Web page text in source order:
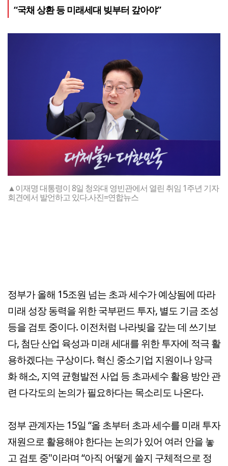
“국채 상환 등 미래세대 빚부터 갚아야”
▲이재명 대통령이 8일 청와대 영빈관에서 열린 취임 1주년 기자
회견에서 발언하고 있다.사진=연합뉴스
정부가 올해 15조원 넘는 초과 세수가 예상됨에 따라
미래 성장 동력을 위한 국부펀드 투자, 별도 기금 조성
등을 검토 중이다. 이전처럼 나라빚을 갚는 데 쓰기보
다, 첨단 산업 육성과 미래 세대를 위한 투자에 적극 활
용하겠다는 구상이다. 혁신 중소기업 지원이나 양극
화 해소, 지역 균형발전 사업 등 초과세수 활용 방안 관
련 다각도의 논의가 필요하다는 목소리도 나온다.
정부 관계자는 15일 “올 초부터 초과 세수를 미래 투자
재원으로 활용해야 한다는 논의가 있어 여러 안을 놓
고 검토 중"이라며 “아직 어떻게 쓸지 구체적으로 정